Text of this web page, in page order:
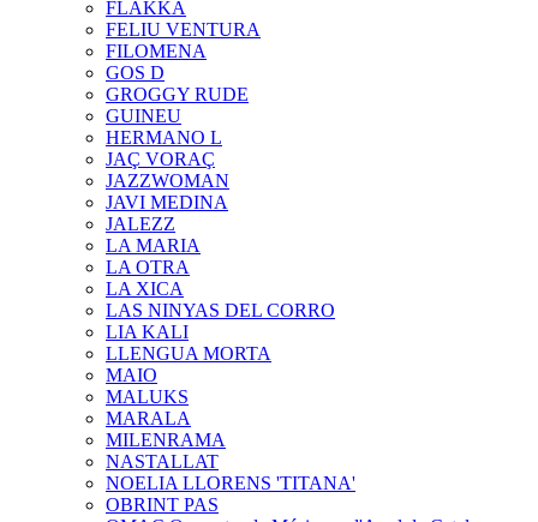
FLAKKA
FELIU VENTURA
FILOMENA
GOS D
GROGGY RUDE
GUINEU
HERMANO L
JAÇ VORAÇ
JAZZWOMAN
JAVI MEDINA
JALEZZ
LA MARIA
LA OTRA
LA XICA
LAS NINYAS DEL CORRO
LIA KALI
LLENGUA MORTA
MAIO
MALUKS
MARALA
MILENRAMA
NASTALLAT
NOELIA LLORENS 'TITANA'
OBRINT PAS